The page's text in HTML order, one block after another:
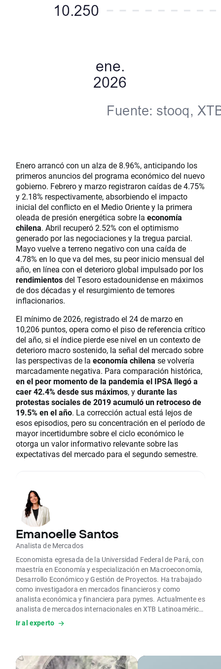
Enero arrancó con un alza de 8.96%, anticipando los
primeros anuncios del programa económico del nuevo
gobierno. Febrero y marzo registraron caídas de 4.75%
y 2.18% respectivamente, absorbiendo el impacto
inicial del conflicto en el Medio Oriente y la primera
oleada de presión energética sobre la economía
chilena. Abril recuperó 2.52% con el optimismo
generado por las negociaciones y la tregua parcial.
Mayo vuelve a terreno negativo con una caída de
4.78% en lo que va del mes, su peor inicio mensual del
año, en línea con el deterioro global impulsado por los
rendimientosdel Tesoro estadounidense en máximos
de dos décadas y el resurgimiento de temores
inflacionarios.
El mínimo de 2026, registrado el 24 de marzo en
10,206 puntos, opera como el piso de referencia crítico
del año, si el índice pierde ese nivel en un contexto de
deterioro macro sostenido, la señal del mercado sobre
las perspectivas de la economía chilena se volvería
marcadamente negativa. Para comparación histórica,
en el peor momento de la pandemia el IPSA llegó a
caer 42.4% desde sus máximos, ydurante las
protestas sociales de 2019 acumuló un retroceso de
19.5% en el año. La corrección actual está lejos de
esos episodios, pero su concentración en el período de
mayor incertidumbre sobre el ciclo económico le
otorga un valor informativo relevante sobre las
expectativas del mercado para el segundo semestre.
Emanoelle Santos
Analista de Mercados
Economista egresada de la Universidad Federal de Pará, con
maestría en Economía y especialización en Macroeconomía,
Desarrollo Económico y Gestión de Proyectos. Ha trabajado
como investigadora en mercados financieros y como
analista económica y financiera para pymes. Actualmente es
analista de mercados internacionales en XTB Latinoamérica,
donde realiza análisis técnicos y fundamentales de los
principales activos financieros.
Ir al experto